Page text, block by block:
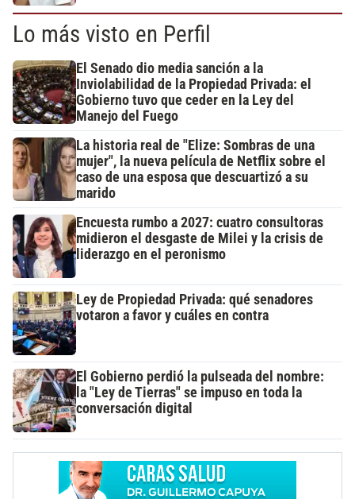
Lo más visto en Perfil
El Senado dio media sanción a la
Inviolabilidad de la Propiedad Privada: el
Gobierno tuvo que ceder en la Ley del
Manejo del Fuego
La historia real de "Elize: Sombras de una
mujer", la nueva película de Netflix sobre el
caso de una esposa que descuartizó a su
marido
Encuesta rumbo a 2027: cuatro consultoras
midieron el desgaste de Milei y la crisis de
liderazgo en el peronismo
Ley de Propiedad Privada: qué senadores
votaron a favor y cuáles en contra
El Gobierno perdió la pulseada del nombre:
la "Ley de Tierras" se impuso en toda la
conversación digital